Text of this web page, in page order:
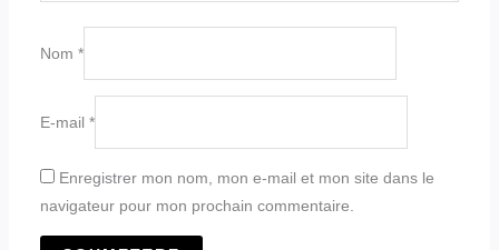
Nom *
E-mail *
Enregistrer mon nom, mon e-mail et mon site dans le
navigateur pour mon prochain commentaire.